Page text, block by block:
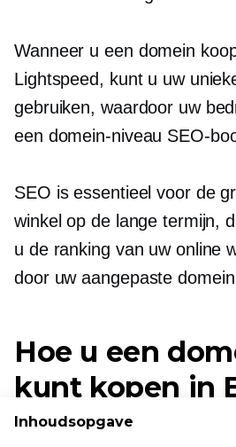
Wanneer u een domein
Lightspeed, kunt u uw
gebruiken, waardoor uw
een domein-niveau SEO-
SEO is essentieel voor de
winkel op de lange termijn,
u de ranking van uw online
door uw aangepaste
Hoe u een
kunt kopen in
Lightspeed
Inhoudsopgave